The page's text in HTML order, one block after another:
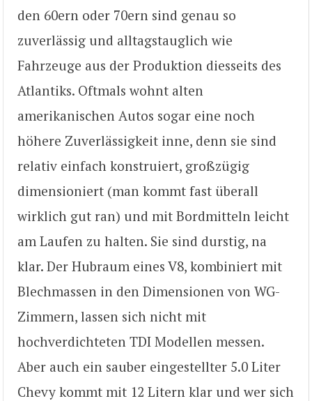
den 60ern oder 70ern sind genau so
zuverlässig und alltagstauglich wie
Fahrzeuge aus der Produktion diesseits des
Atlantiks. Oftmals wohnt alten
amerikanischen Autos sogar eine noch
höhere Zuverlässigkeit inne, denn sie sind
relativ einfach konstruiert, großzügig
dimensioniert (man kommt fast überall
wirklich gut ran) und mit Bordmitteln leicht
am Laufen zu halten. Sie sind durstig, na
klar. Der Hubraum eines V8, kombiniert mit
Blechmassen in den Dimensionen von WG-
Zimmern, lassen sich nicht mit
hochverdichteten TDI Modellen messen.
Aber auch ein sauber eingestellter 5.0 Liter
Chevy kommt mit 12 Litern klar und wer sich